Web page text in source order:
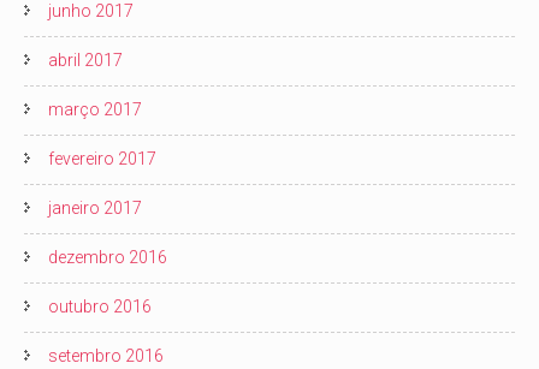
junho 2017
abril 2017
março 2017
fevereiro 2017
janeiro 2017
dezembro 2016
outubro 2016
setembro 2016